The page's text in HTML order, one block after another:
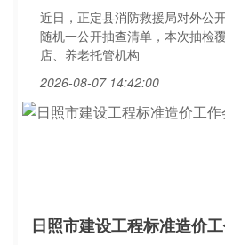
近日，正定县消防救援局对外公
随机一公开抽查清单，本次抽检
店、养老托管机构
2026-08-07 14:42:00
日照市建设工程标准造价